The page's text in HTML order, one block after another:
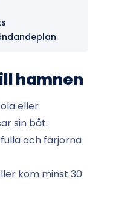
hamnen
eller
sin båt.
och färjorna
kom minst 30